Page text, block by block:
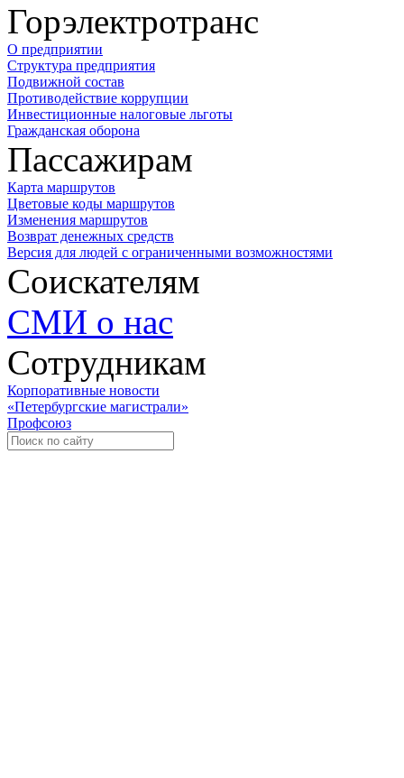
Горэлектротранс
О предприятии
Структура предприятия
Подвижной состав
Противодействие коррупции
Инвестиционные налоговые льготы
Гражданская оборона
Пассажирам
Карта маршрутов
Цветовые коды маршрутов
Изменения маршрутов
Возврат денежных средств
Версия для людей с ограниченными возможностями
Соискателям
СМИ о нас
Сотрудникам
Корпоративные новости
«Петербургские магистрали»
Профсоюз